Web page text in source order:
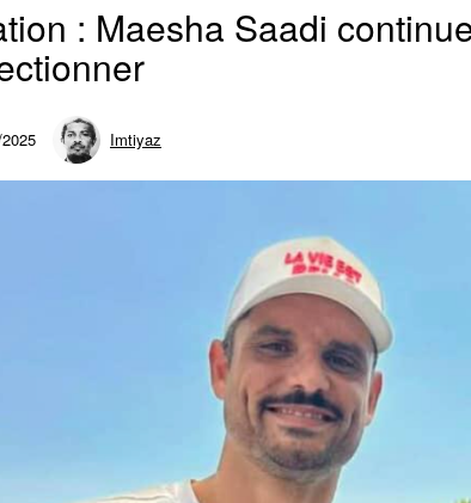
: Maesha Saadi
Imtiyaz